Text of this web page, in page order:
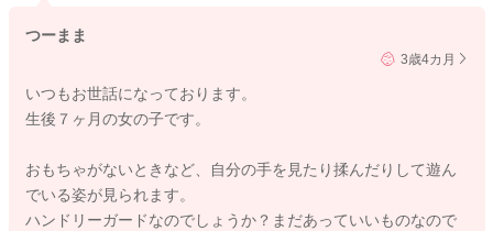
つーまま
3歳4カ月
いつもお世話になっております。
生後７ヶ月の女の子です。
おもちゃがないときなど、自分の手を見たり揉んだりして遊ん
でいる姿が見られます。
ハンドリーガードなのでしょうか？まだあっていいものなので